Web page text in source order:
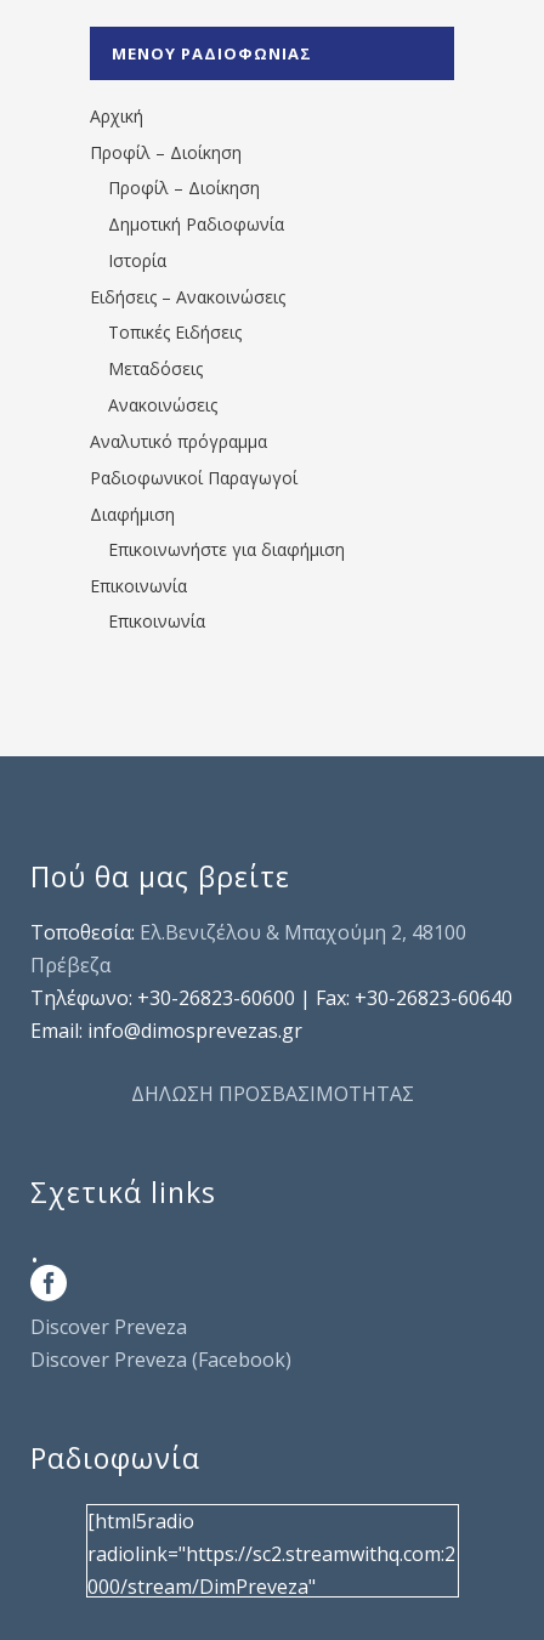
1531194763766854/" artist="" ]
ΜΕΝΟΥ ΡΑΔΙΟΦΩΝΙΑΣ
Αρχική
Προφίλ – Διοίκηση
Προφίλ – Διοίκηση
Δημοτική Ραδιοφωνία
Ιστορία
Ειδήσεις – Ανακοινώσεις
Τοπικές Ειδήσεις
Μεταδόσεις
Ανακοινώσεις
Αναλυτικό πρόγραμμα
Ραδιοφωνικοί Παραγωγοί
Διαφήμιση
Επικοινωνήστε για διαφήμιση
Επικοινωνία
Επικοινωνία
Πού θα μας βρείτε
Τοποθεσία: Ελ.Βενιζέλου & Μπαχούμη 2, 48100
Πρέβεζα
Τηλέφωνo: +30-26823-60600 | Fax: +30-26823-60640
Email: info@dimosprevezas.gr
ΔΗΛΩΣΗ ΠΡΟΣΒΑΣΙΜΟΤΗΤΑΣ
Σχετικά links
.
Discover Preveza
Discover Preveza (Facebook)
Ραδιοφωνία
[html5radio
radiolink="https://sc2.streamwithq.com:2
000/stream/DimPreveza"